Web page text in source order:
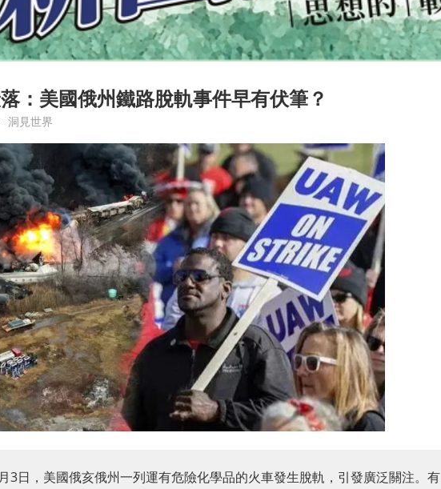
：美國俄州鐵路脫軌事件早有伏筆？
洞見世界
3日，美國俄亥俄州一列運有危險化學品的火車發生脫軌，引發廣泛關注。有